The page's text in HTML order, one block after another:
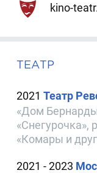
kino-
ТЕАТР
2021Театр
«Дом
«Снегурочка»,
«Комары и
2021 - 2023